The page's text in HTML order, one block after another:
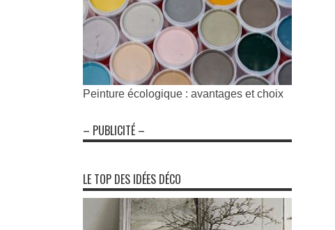
Peinture écologique : avantages et choix
– PUBLICITÉ –
LE TOP DES IDÉES DÉCO